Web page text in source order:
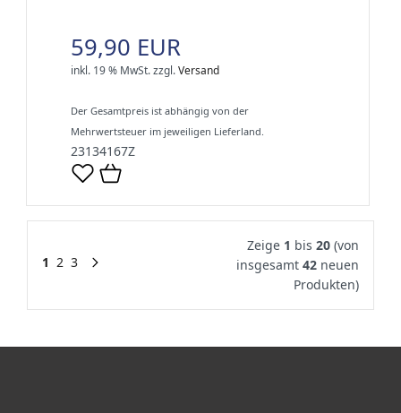
59,90 EUR
inkl. 19 % MwSt.zzgl.Versand
Der Gesamtpreis ist abhängig von der
Mehrwertsteuer im jeweiligen Lieferland.
23134167Z
1 2 3
Zeige 1 bis 20 (von
insgesamt 42 neuen
Produkten)